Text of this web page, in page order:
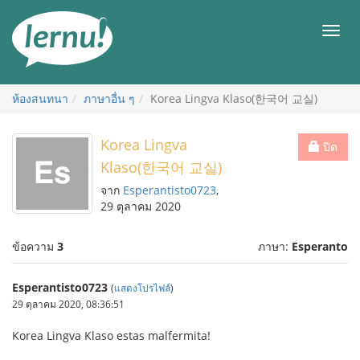
สารบัญ
เมนู
ห้องสนทนา ภาษาอื่น ๆ Korea Lingva Klaso(한국어 교실)
ปิด
Korea Lingva
Klaso(한국어 교실)
จาก Esperantisto0723,
29 ตุลาคม 2020
ข้อความ 3 ภาษา: Esperanto
Esperantisto0723 (แสดงโปรไฟล์)
29 ตุลาคม 2020, 08:36:51
Korea Lingva Klaso estas malfermita!